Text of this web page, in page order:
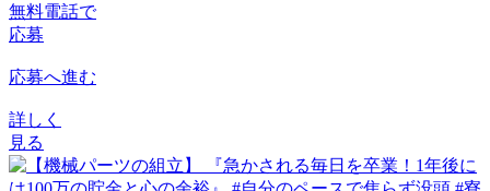
無料電話で
応募
応募へ進む
詳しく
見る